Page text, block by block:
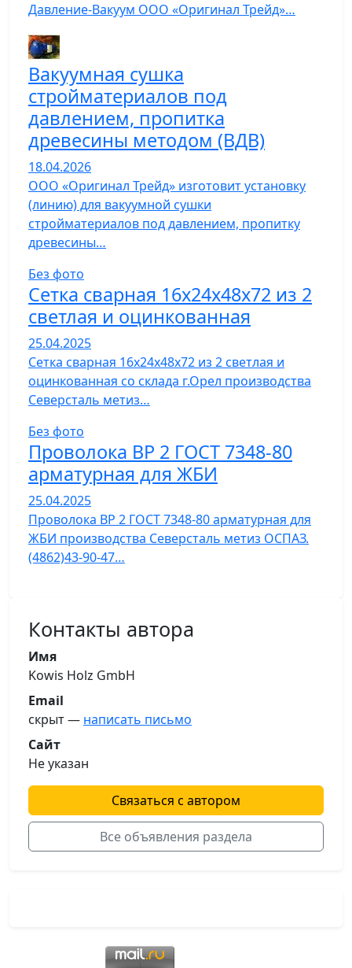
Давление-Вакуум ООО «Оригинал Трейд»…
Вакуумная сушка
стройматериалов под
давлением, пропитка
древесины методом (ВДВ)
18.04.2026
ООО «Оригинал Трейд» изготовит установку
(линию) для вакуумной сушки
стройматериалов под давлением, пропитку
древесины…
Без фото
Сетка сварная 16х24х48х72 из 2
светлая и оцинкованная
25.04.2025
Сетка сварная 16х24х48х72 из 2 светлая и
оцинкованная со склада г.Орел производства
Северсталь метиз…
Без фото
Проволока ВР 2 ГОСТ 7348-80
арматурная для ЖБИ
25.04.2025
Проволока ВР 2 ГОСТ 7348-80 арматурная для
ЖБИ производства Северсталь метиз ОСПАЗ.
(4862)43-90-47…
Контакты автора
Имя
Kowis Holz GmbH
Email
скрыт — написать письмо
Сайт
Не указан
Связаться с автором
Все объявления раздела